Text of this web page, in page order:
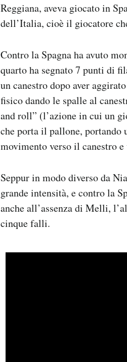
Reggiana, aveva giocato in
dell’Italia, cioè il giocatore
Contro la Spagna ha avuto
quarto ha segnato 7 punti di
un canestro dopo aver
fisico dando le spalle al
and roll” (l’azione in cui un
che porta il pallone, portando
movimento verso il canestro
Seppur in modo diverso da
grande intensità, e contro la
anche all’assenza di Melli,
cinque falli.